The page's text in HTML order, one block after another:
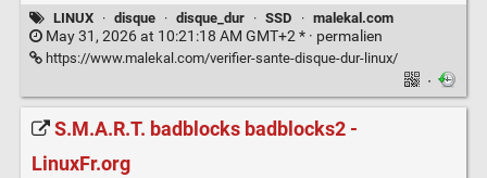
LINUX · disque · disque_dur · SSD · malekal.com
May 31, 2026 at 10:21:18 AM GMT+2 * · permalien
https://www.malekal.com/verifier-sante-disque-dur-linux/
·
S.M.A.R.T. badblocks badblocks2 -
LinuxFr.org